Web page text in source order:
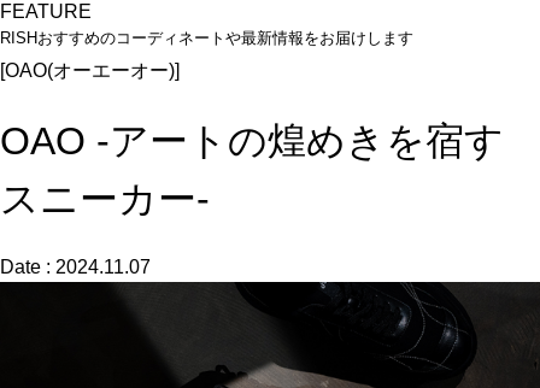
FEATURE
RISHおすすめのコーディネートや最新情報をお届けします
[OAO(オーエーオー)]
OAO -アートの煌めきを宿す
スニーカー-
Date : 2024.11.07